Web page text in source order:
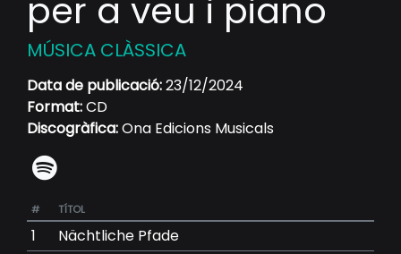
per a veu i piano
MÚSICA CLÀSSICA
Data de publicació:23/12/2024
Format:CD
Discogràfica:Ona Edicions Musicals
# TÍTOL
1
Nächtliche Pfade